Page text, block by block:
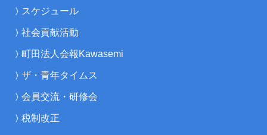
スケジュール
社会貢献活動
町田法人会報Kawasemi
ザ・青年タイムス
会員交流・研修会
税制改正